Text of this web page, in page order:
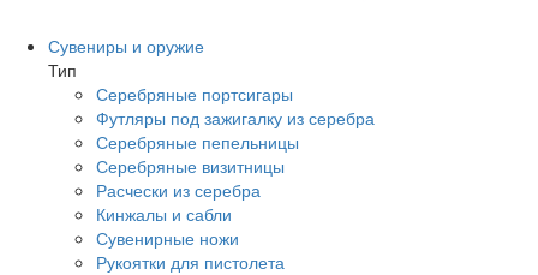
Сувениры и оружие
Тип
Серебряные портсигары
Футляры под зажигалку из серебра
Серебряные пепельницы
Серебряные визитницы
Расчески из серебра
Кинжалы и сабли
Сувенирные ножи
Рукоятки для пистолета